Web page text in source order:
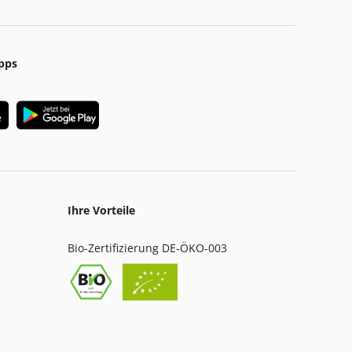
Ihre Vorteile
Bio-Zertifizierung DE-ÖKO-003